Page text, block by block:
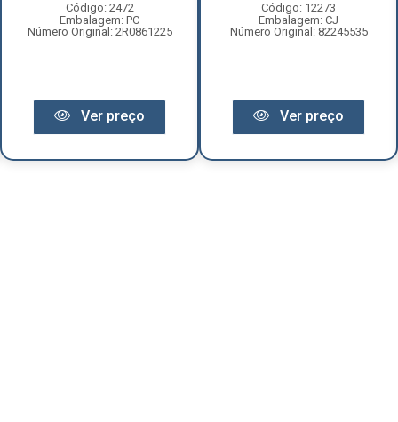
Código: 2472
Embalagem: PC
Número Original: 2R0861225
Ver preço
Código: 12273
Embalagem: CJ
Número Original: 82245535
Ver preço